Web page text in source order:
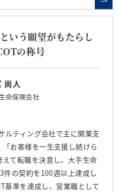
いう願望がもたらし
の称号
尚人
命保険会社
ルティング会社で主に開業支
お客様を一生支援し続けら
て転職を決意し、大手生命
件の契約を100週以上達成し
基準を達成し、営業職として